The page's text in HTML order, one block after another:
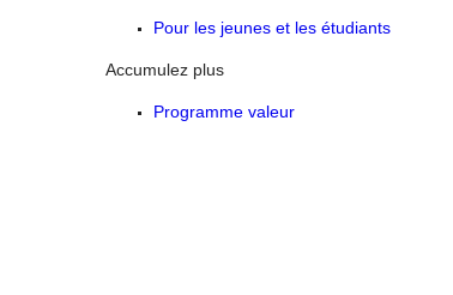
Pour les jeunes et les étudiants
Accumulez plus
Programme valeur